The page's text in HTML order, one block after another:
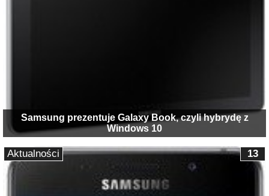
Samsung prezentuje Galaxy Book, czyli hybrydę z
Windows 10
13
Aktualności